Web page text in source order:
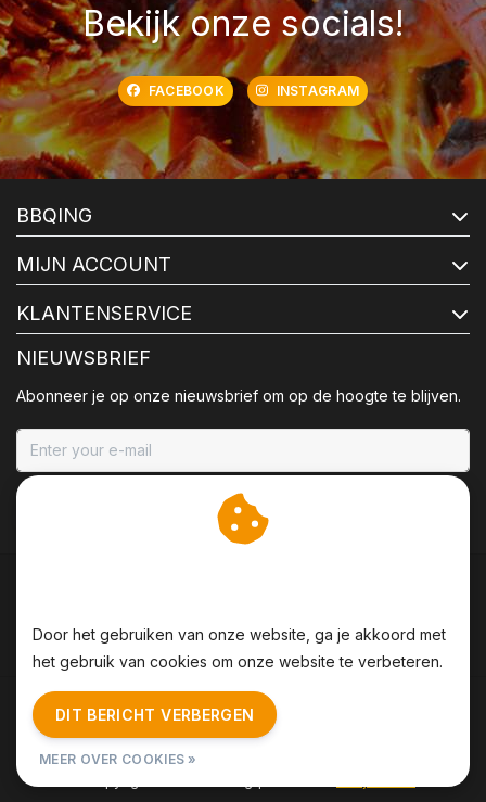
Bekijk onze socials!
FACEBOOK INSTAGRAM
BBQING
MIJN ACCOUNT
KLANTENSERVICE
NIEUWSBRIEF
Abonneer je op onze nieuwsbrief om op de hoogte te blijven.
Algemene voorwaarden | Disclaimer
Sitemap
| RSS Feed
Door het gebruiken van onze website, ga je akkoord met
het gebruik van cookies om onze website te verbeteren.
DIT BERICHT VERBERGEN
MEER OVER COOKIES »